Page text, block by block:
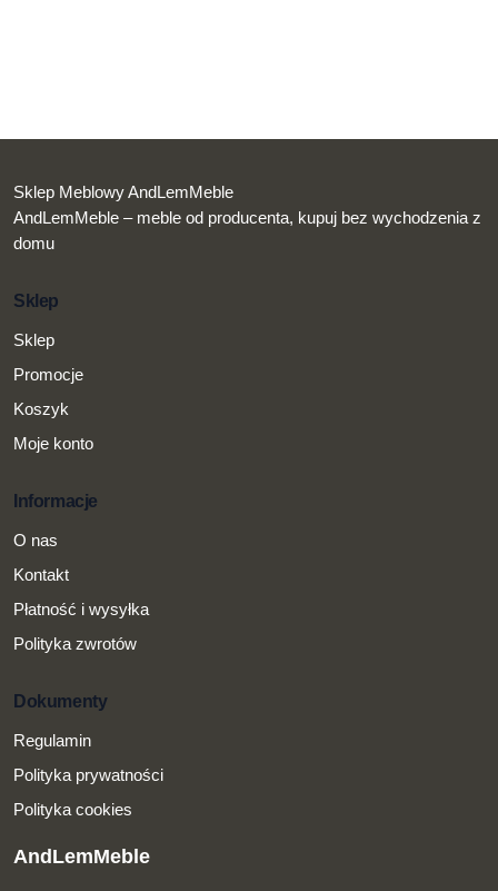
Sklep Meblowy AndLemMeble
AndLemMeble – meble od producenta, kupuj bez wychodzenia z
domu
Sklep
Sklep
Promocje
Koszyk
Moje konto
Informacje
O nas
Kontakt
Płatność i wysyłka
Polityka zwrotów
Dokumenty
Regulamin
Polityka prywatności
Polityka cookies
AndLemMeble